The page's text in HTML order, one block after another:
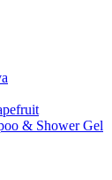
& Shower Gel